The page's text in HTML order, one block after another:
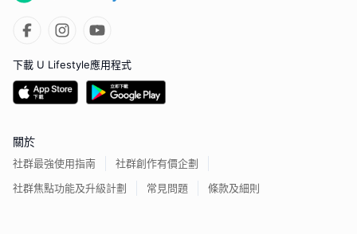
下載 U Lifestyle應用程式
關於
社群最強使用指南
社群創作有價企劃
社群焦點功能及升級計劃
常見問題 條款及細則